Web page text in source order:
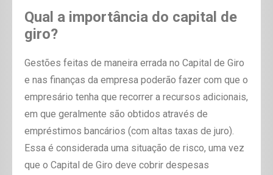
Qual a importância do capital de
giro?
Gestões feitas de maneira errada no Capital de Giro
e nas finanças da empresa poderão fazer com que o
empresário tenha que recorrer a recursos adicionais,
em que geralmente são obtidos através de
empréstimos bancários (com altas taxas de juro).
Essa é considerada uma situação de risco, uma vez
que o Capital de Giro deve cobrir despesas